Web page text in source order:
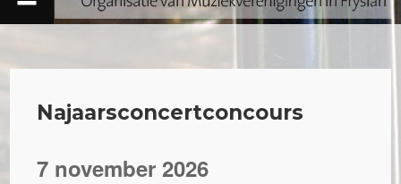
Najaarsconcertconcours
7 november 2026